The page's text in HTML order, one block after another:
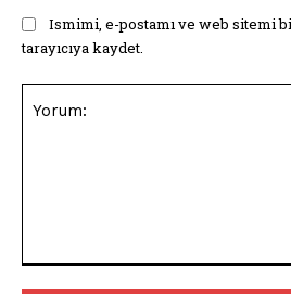
Ismimi, e-postamı ve web sitemi
tarayıcıya kaydet.